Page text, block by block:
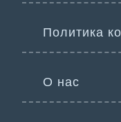
Политика
О нас